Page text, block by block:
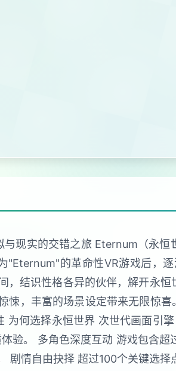
现实的交错之旅 Eternum（永
"Eternum"的革命性VR游戏后，
，结识性格各异的伙伴，解开永
悚，丰富的场景设定带来无限惊
为何选择永恒世界 次世代画面引
验。 多角色深度互动 游戏包含
剧情自由抉择 超过100个关键选